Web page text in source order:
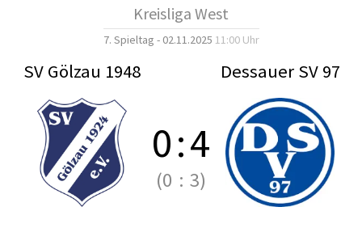
Kreisliga West
7. Spieltag - 02.11.2025 11:00 Uhr
SV Gölzau 1948 Dessauer SV 97
0:4
(0 : 3)